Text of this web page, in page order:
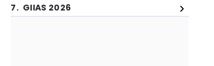
7. GIIAS 2026